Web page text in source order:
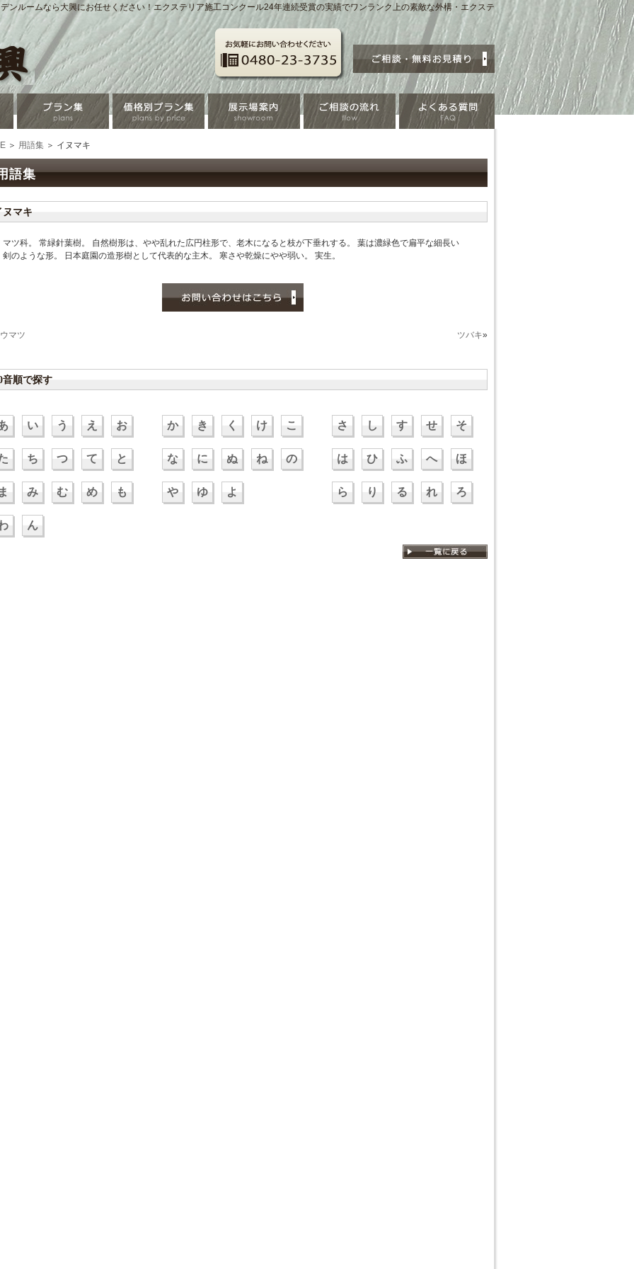
ンルームなら大興にお任せください！エクステリア施工コンクール24年連続受賞の実績でワンランク上の素敵な外構・エクステ
＞ 用語集 ＞ イヌマキ
語集
ヌマキ
マツ科。 常緑針葉樹。 自然樹形は、やや乱れた広円柱形で、老木になると枝が下垂れする。 葉は濃緑色で扁平な細長い
剣のような形。 日本庭園の造形樹として代表的な主木。 寒さや乾燥にやや弱い。 実生。
マツ ツバキ»
音順で探す
い う え お か き く け こ さ し す せ そ
ち つ て と な に ぬ ね の は ひ ふ へ ほ
み む め も や ゆ よ ら り る れ ろ
ん